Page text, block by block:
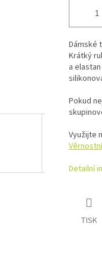
Dámské
Krátký
a
Pokud
Využijte
Detailní
TISK